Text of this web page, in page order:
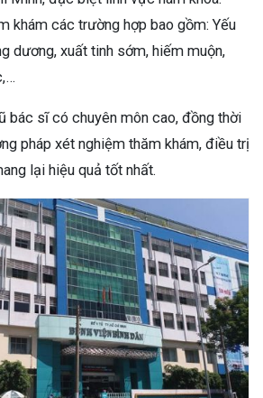
khám các trường hợp bao gồm: Yếu
dương, xuất tinh sớm, hiếm muộn,
bác sĩ có chuyên môn cao, đồng thời
pháp xét nghiệm thăm khám, điều trị
lại hiệu quả tốt nhất.